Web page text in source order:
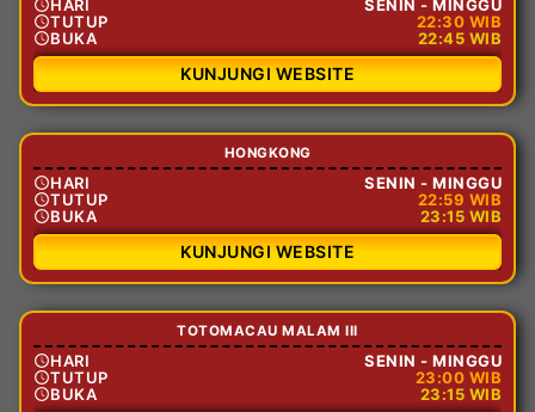
HARI
SENIN - MINGGU
TUTUP
22:30 WIB
BUKA
22:45 WIB
KUNJUNGI WEBSITE
HONGKONG
HARI
SENIN - MINGGU
TUTUP
22:59 WIB
BUKA
23:15 WIB
KUNJUNGI WEBSITE
TOTOMACAU MALAM III
HARI
SENIN - MINGGU
TUTUP
23:00 WIB
BUKA
23:15 WIB